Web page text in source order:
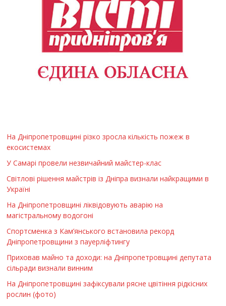
На Дніпропетровщині різко зросла кількість пожеж в
екосистемах
У Самарі провели незвичайний майстер-клас
Світлові рішення майстрів із Дніпра визнали найкращими в
Україні
На Дніпропетровщині ліквідовують аварію на
магістральному водогоні
Спортсменка з Кам’янського встановила рекорд
Дніпропетровщини з пауерліфтингу
Приховав майно та доходи: на Дніпропетровщині депутата
сільради визнали винним
На Дніпропетровщині зафіксували рясне цвітіння рідкісних
рослин (фото)